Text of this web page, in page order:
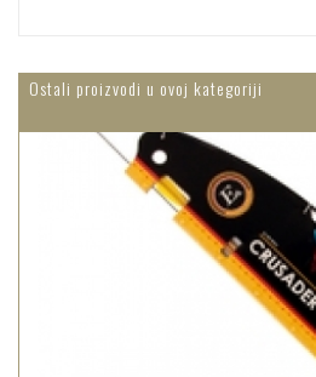
Ostali proizvodi u ovoj kategoriji